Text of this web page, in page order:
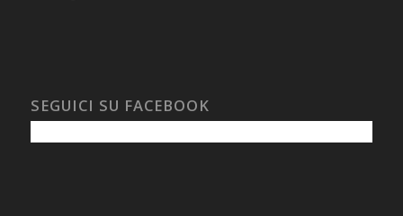
SEGUICI SU FACEBOOK